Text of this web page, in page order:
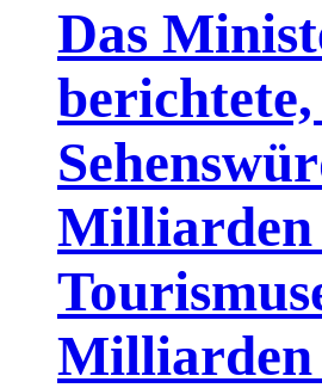
Das
Milliarden
Milliarden